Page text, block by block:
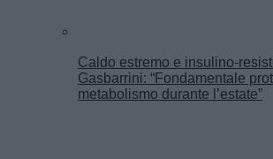
Caldo estremo e insulino-
Gasbarrini: “Fondamentale
metabolismo durante l’estate”